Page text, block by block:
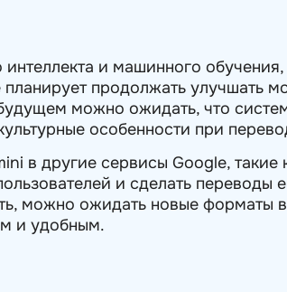
и машинного
продолжать улучшать
можно ожидать, что
особенности при
в другие сервисы Google, такие
и сделать
можно ожидать новые форматы
и удобным.